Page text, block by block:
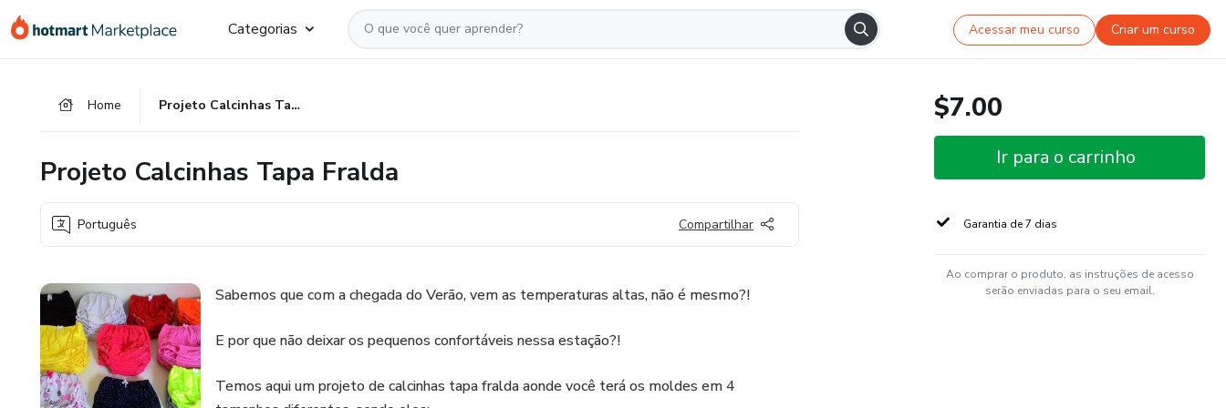
para
para
para
Categorias Acessar meu curso Criar um curso
Home Projeto Calcinhas Tapa Fralda
Projeto Calcinhas Tapa Fralda
Português Compartilhar
Sabemos que com a chegada do Verão, vem as temperaturas altas, não é mesmo?!
E por que não deixar os pequenos confortáveis nessa estação?!
Temos aqui um projeto de calcinhas tapa fralda aonde você terá os moldes em 4
$7.00
Ir para o carrinho
Garantia de 7 dias
Ao comprar o produto, as instruções de acesso
serão enviadas para o seu email.